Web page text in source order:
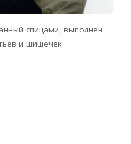
спицами, выполнен
и шишечек